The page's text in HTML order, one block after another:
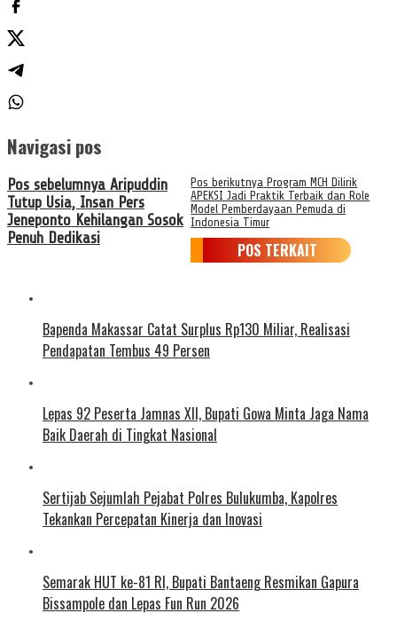
Navigasi pos
Pos sebelumnya Aripuddin
Tutup Usia, Insan Pers
Jeneponto Kehilangan Sosok
Penuh Dedikasi
Pos berikutnya Program MCH Dilirik
APEKSI Jadi Praktik Terbaik dan Role
Model Pemberdayaan Pemuda di
Indonesia Timur
POS TERKAIT
Bapenda Makassar Catat Surplus Rp130 Miliar, Realisasi
Pendapatan Tembus 49 Persen
Lepas 92 Peserta Jamnas XII, Bupati Gowa Minta Jaga Nama
Baik Daerah di Tingkat Nasional
Sertijab Sejumlah Pejabat Polres Bulukumba, Kapolres
Tekankan Percepatan Kinerja dan Inovasi
Semarak HUT ke-81 RI, Bupati Bantaeng Resmikan Gapura
Bissampole dan Lepas Fun Run 2026